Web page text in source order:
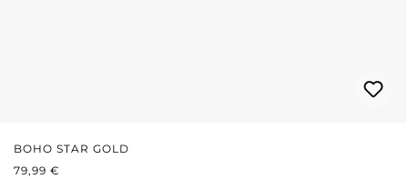
BOHO STAR GOLD
REGULÄRER PREIS:
79,99 €